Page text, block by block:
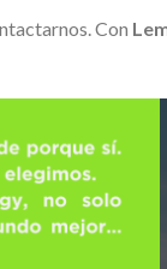
Con